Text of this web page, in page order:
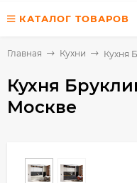
КАТАЛОГ ТОВАРОВ
Главная Кухни Кухня
Кухня
Москве